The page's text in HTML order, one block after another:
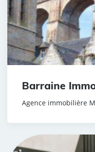
Barraine
Agence immobilière